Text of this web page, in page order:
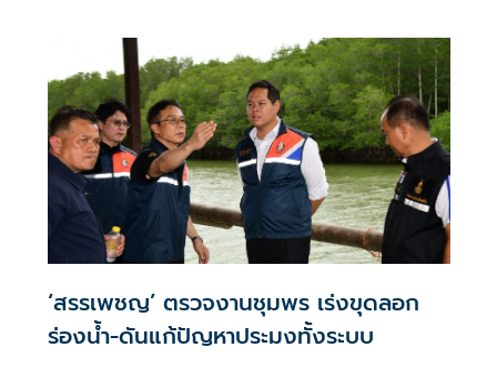
‘สรรเพชญ’ ตรวจงานชุมพร เร่งขุดลอก
ร่องน้ำ-ดันแก้ปัญหาประมงทั้งระบบ